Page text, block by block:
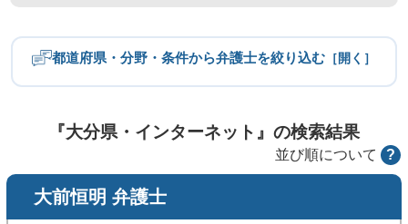
都道府県・分野・条件から弁護士を絞り込む ［開く］
北海道・東北 関東
中国
『大分県・インターネット』の検索結果
並び順について ?
大前恒明 弁護士